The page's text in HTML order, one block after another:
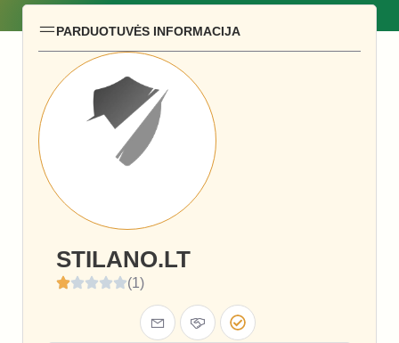
PARDUOTUVĖS INFORMACIJA
STILANO.LT
(1)